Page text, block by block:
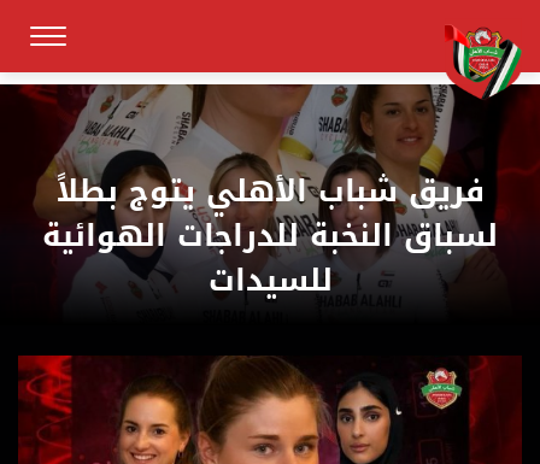
فريق شباب الأهلي يتوج بطلاً
لسباق النخبة للدراجات الهوائية
للسيدات